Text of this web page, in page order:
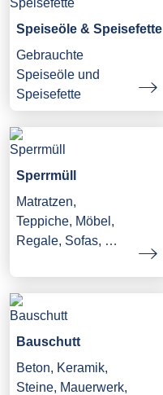
Speiseöle & Speisefette
Gebrauchte
Speiseöle und
Speisefette
Sperrmüll
Matratzen,
Teppiche, Möbel,
Regale, Sofas, …
Bauschutt
Beton, Keramik,
Steine, Mauerwerk,